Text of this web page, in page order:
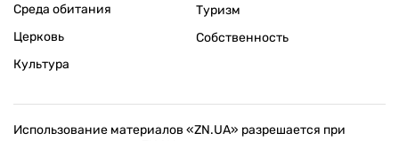
Среда обитания
Церковь
Культура
Туризм
Собственность
Использование материалов «ZN.UA» разрешается при